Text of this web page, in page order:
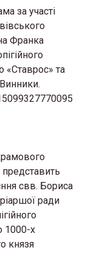
за участі
Франка
«Ставрос» та
свв. Бориса
ради
1000-х
князя